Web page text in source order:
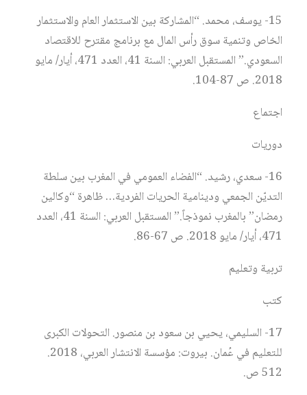
15- يوسف، محمد. “المشاركة بين الاستثمار العام والاستثمار
الخاص وتنمية سوق رأس المال مع برنامج مقترح للاقتصاد
السعودي.” المستقبل العربي: السنة 41، العدد 471، أيار/ مايو
2018. ص 87-104.
اجتماع
دوريات
16- سعدي، رشيد. “الفضاء العمومي في المغرب بين سلطة
التديّن الجمعي ودينامية الحريات الفردية… ظاهرة “وكالين
رمضان” بالمغرب نموذجاً.” المستقبل العربي: السنة 41، العدد
471، أيار/ مايو 2018. ص 67-86.
تربية وتعليم
كتب
17- السليمي، يحيي بن سعود بن منصور. التحولات الكبرى
للتعليم في عُمان. بيروت: مؤسسة الانتشار العربي، 2018.
512 ص.